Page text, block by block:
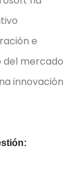
e
del mercado
innovación